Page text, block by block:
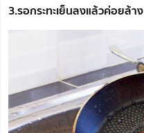
3.รอกระทะเย็นลงแล้วค่อยล้าง